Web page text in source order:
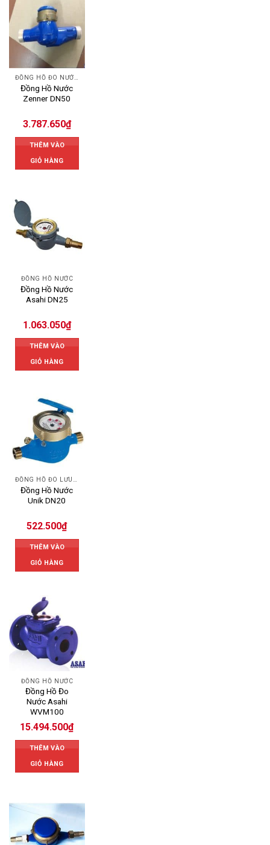
Đồng Hồ Nước
Zenner DN50
3.787.650₫
THÊM VÀO
GIỎ HÀNG
ĐỒNG HỒ NƯỚC
Đồng Hồ Nước
Asahi DN25
1.063.050₫
THÊM VÀO
GIỎ HÀNG
ĐỒNG HỒ ĐO LƯU LƯỢNG NƯỚC UNIK
Đồng Hồ Nước
Unik DN20
522.500₫
THÊM VÀO
GIỎ HÀNG
ĐỒNG HỒ NƯỚC
Đồng Hồ Đo
Nước Asahi
WVM100
15.494.500₫
THÊM VÀO
GIỎ HÀNG